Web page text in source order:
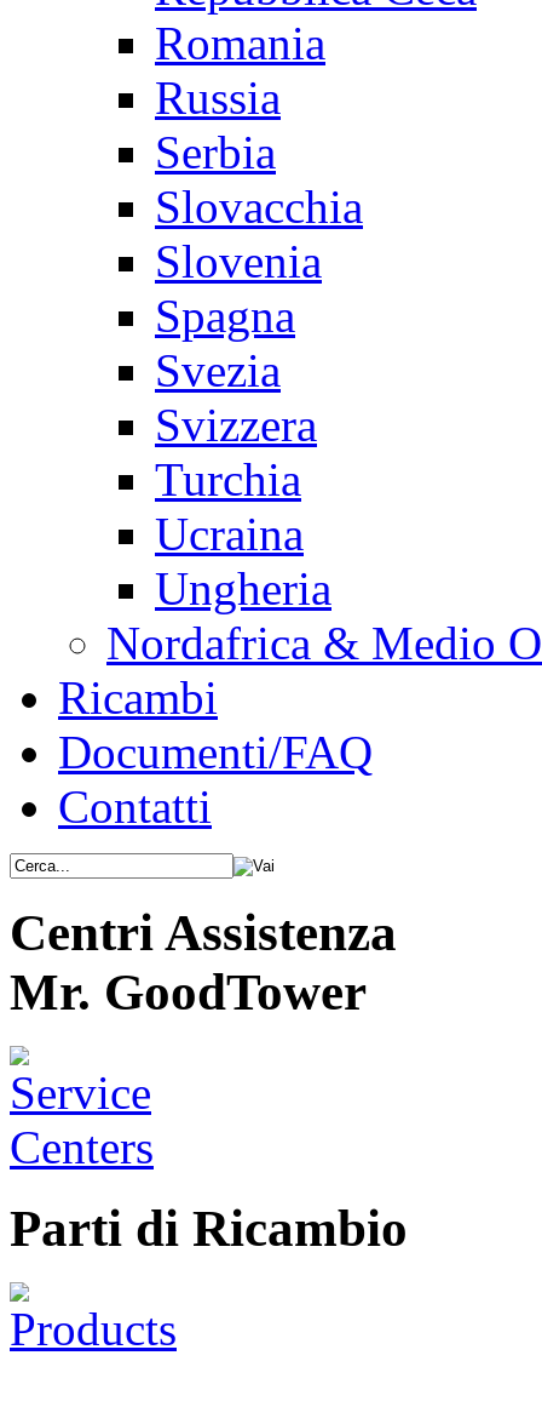
Romania
Russia
Serbia
Slovacchia
Slovenia
Spagna
Svezia
Svizzera
Turchia
Ucraina
Ungheria
Nordafrica & Medio
Ricambi
Documenti/FAQ
Contatti
Centri Assistenza
Mr. GoodTower
Parti di Ricambio